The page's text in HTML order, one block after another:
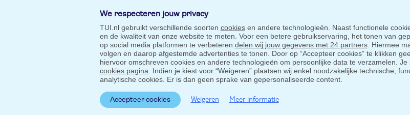
We respecteren jouw privacy
TUI.nl gebruikt verschillende soorten cookiesen andere technologieën. Naast functionele
en de kwaliteit van onze website te meten. Voor een betere gebruikservaring, het tonen van
op social media platformen te verbeteren delen wij jouw gegevens met 24 partners. Hiermee
volgen en daarop afgestemde advertenties te tonen. Door op “Accepteer cookies” te klikken
hiervoor omschreven cookies en andere technologieën om persoonlijke data te verzamelen.
cookies pagina . Indien je kiest voor “Weigeren” plaatsen wij enkel noodzakelijke technische,
analytische cookies. Er is dan geen sprake van gepersonaliseerde content.
Accepteer cookies Weigeren Meer informatie